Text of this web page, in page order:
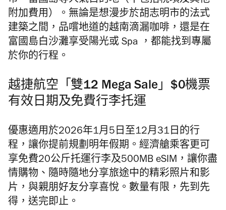
附加費用）。無論是想漫步於胡志明市的法式
建築之間，品嚐地道的越南滴漏咖啡，還是在
富國島白沙灘享受陽光或 Spa ，都能找到專屬
於你的行程。
越捷航空「雙12 Mega Sale」$0機票
有效日期及免費行李托運
優惠適用於2026年1月5日至12月31日的行
程，讓你提前規劃明年假期。經濟艙乘客更可
享免費20公斤托運行李及500MB eSIM，讓你盡
情購物、隨時隨地分享旅途中的精彩照片和影
片，與親朋好友分享喜悅 。 數量有限，先到先
得，送完即止。